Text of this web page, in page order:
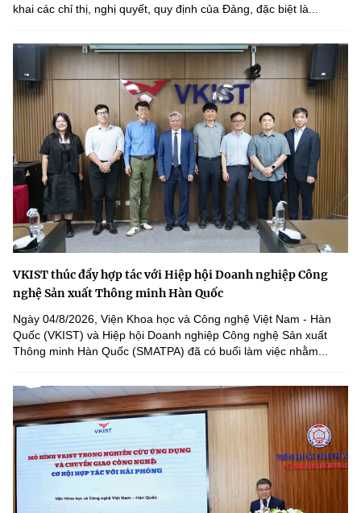
khai các chỉ thị, nghị quyết, quy định của Đảng, đặc biệt là...
VKIST thúc đẩy hợp tác với Hiệp hội Doanh nghiệp Công
nghệ Sản xuất Thông minh Hàn Quốc
Ngày 04/8/2026, Viện Khoa học và Công nghệ Việt Nam - Hàn
Quốc (VKIST) và Hiệp hội Doanh nghiệp Công nghệ Sản xuất
Thông minh Hàn Quốc (SMATPA) đã có buổi làm việc nhằm...